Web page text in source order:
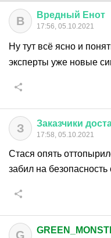
В Вредный Енот
17:56, 05.10.2021
Ну тут всё ясно и
эксперты уже новые
З Заказчики
17:58, 05.10.2021
Стася опять
забил на безопасность
G